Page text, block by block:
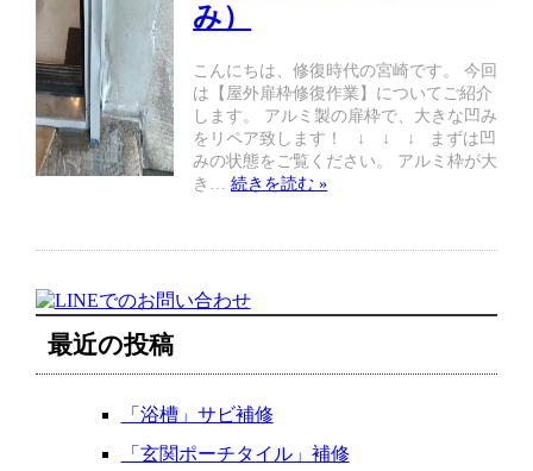
み）
こんにちは、修復時代の宮崎です。 今回
は【屋外扉枠修復作業】についてご紹介
します。 アルミ製の扉枠で、大きな凹み
をリペア致します！ ↓ ↓ ↓ まずは凹
みの状態をご覧ください。 アルミ枠が大
き…続きを読む »
最近の投稿
「浴槽」サビ補修
「玄関ポーチタイル」補修